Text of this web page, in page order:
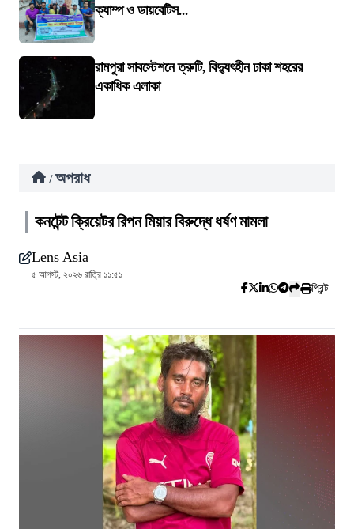
ক্যাম্প ও ডায়বেটিস...
রামপুরা সাবস্টেশনে ত্রুটি, বিদ্যুৎহীন ঢাকা শহরের
একাধিক এলাকা
/ অপরাধ
কনটেন্ট ক্রিয়েটর রিপন মিয়ার বিরুদ্ধে ধর্ষণ মামলা
Lens Asia
৫ আগস্ট, ২০২৬ রাত্রি ১১:৫১
প্রিন্ট